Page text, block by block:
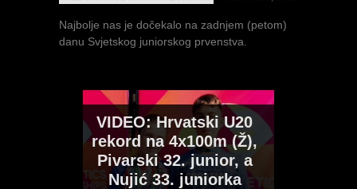
Najbolje nas je dočekalo na zadnjem (petom)
danu Svjetskog juniorskog prvenstva.
VIDEO: Hrvatski U20
rekord na 4x100m (Ž),
Pivarski 32. junior, a
Nujić 33. juniorka
MULTIMEDIJA SRPANJ 29, 2026
Eugeneu"
Jutarnji hodački dan Svjetskog juniorskog
prvenstva za Hrvatsku...